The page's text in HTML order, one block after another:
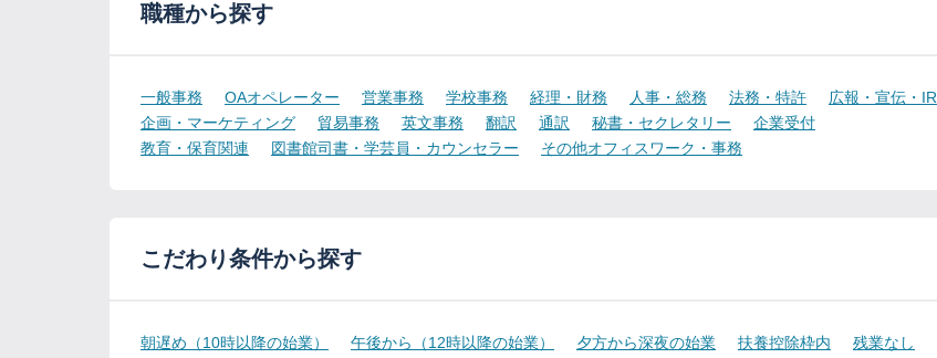
職種から探す
一般事務 OAオペレーター 営業事務 学校事務 経理・財務 人事・総務 法務・特許
広報・宣伝・IR
企画・マーケティング
貿易事務 英文事務 翻訳 通訳 秘書・セクレタリー
企業受付
教育・保育関連
図書館司書・学芸員・カウンセラー その他オフィスワーク・事務
こだわり条件から探す
朝遅め（10時以降の始業） 午後から（12時以降の始業） 夕方から深夜の始業 扶養控除枠内
残業なし